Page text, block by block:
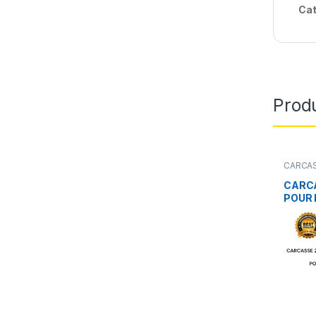
POUR
308,
C6